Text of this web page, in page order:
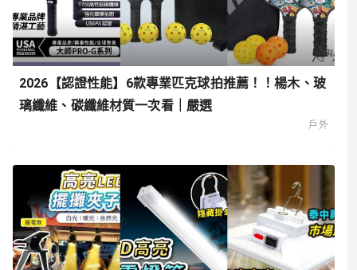
2026【認證性能】6款專業匹克球拍推薦！！楊木、玻
璃纖維、碳纖維材質一次看｜嚴選
戶外